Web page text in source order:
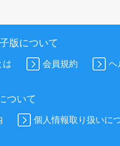
版について
は 会員規約 ヘ
ついて
個人情報取り扱いに